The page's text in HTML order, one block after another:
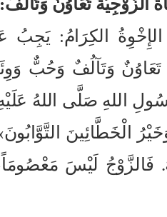
الإِخْوِةُ الكِرَامُ: يَجِبُ
تَعَاوُنٌ وَتَآلُفٌ وَحُبٌّ
اللهِ صَلَّى اللهُ
الْخَطَّائِينَ
فَالزَّوْجُ لَيْسَ